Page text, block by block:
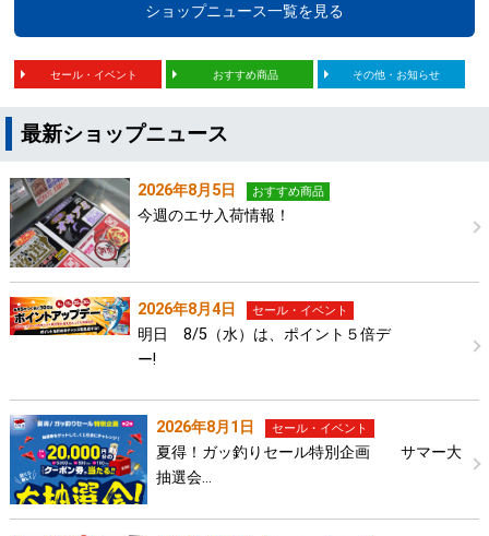
ショップニュース一覧を見る
セール・イベント おすすめ商品 その他・お知らせ
最新ショップニュース
2026年8月5日 おすすめ商品
今週のエサ入荷情報！
2026年8月4日 セール・イベント
明日 8/5（水）は、ポイント５倍デ
ー!
2026年8月1日 セール・イベント
夏得！ガッ釣りセール特別企画 サマー大
抽選会…